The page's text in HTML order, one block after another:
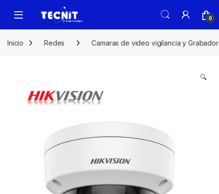
0
Inicio Redes Camaras de video vigilancia y
🔍